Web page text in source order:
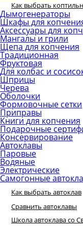
Как выбрать
Дымогенераторы
Шкафы для
Аксессуары для
Мангалы и грили
Щепа для копчения
Традиционная
Фруктовая
Для колбас и
Шприцы
Черева
Оболочки
Формовочные сетки
Приправы
Книги для копчения
Подарочные
Консервирование
Автоклавы
Паровые
Водяные
Электрические
Самогонные
Как выбрать автоклав
Сравнить автоклавы
Школа автоклава со